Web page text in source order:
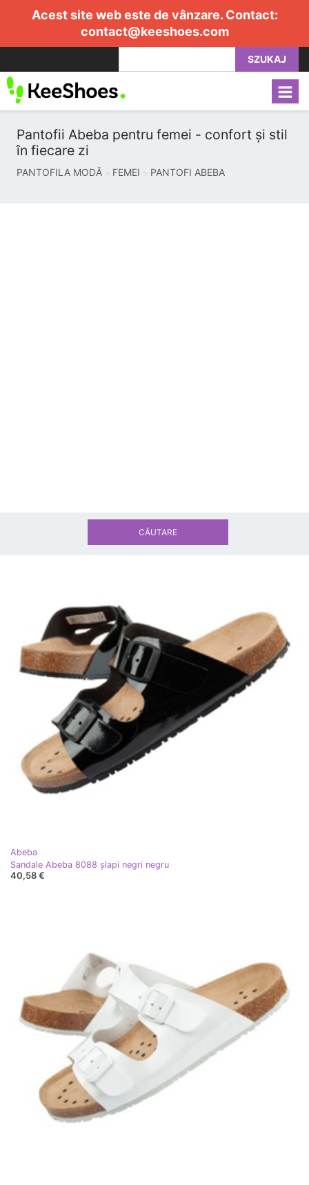
Acest site web este de vânzare. Contact:
contact@keeshoes.com
SZUKAJ
Pantofii Abeba pentru femei - confort și stil
în fiecare zi
PANTOFILA MODĂ FEMEI PANTOFI ABEBA
Abeba
Sandale Abeba 8088 șlapi negri negru
40,58 €
CĂUTARE